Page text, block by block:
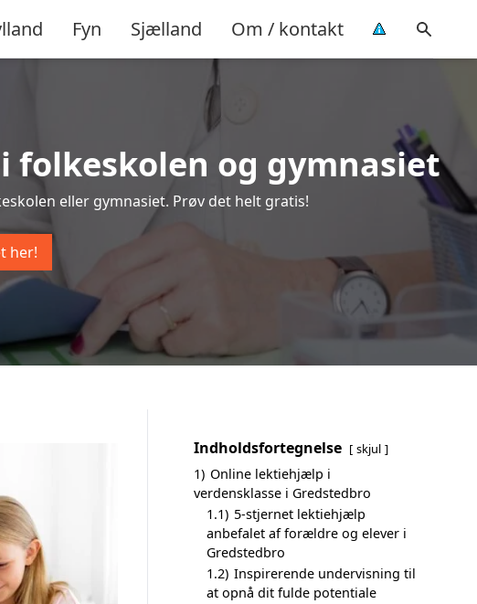
Fyn Sjælland Om / kontakt
og gymnasiet
eller gymnasiet. Prøv det helt gratis!
her!
Indholdsfortegnelse skjul
1) Online lektiehjælp i
verdensklasse i Gredstedbro
1.1) 5-stjernet lektiehjælp
anbefalet af forældre og elever i
Gredstedbro
1.2) Inspirerende undervisning til
at opnå dit fulde potentiale